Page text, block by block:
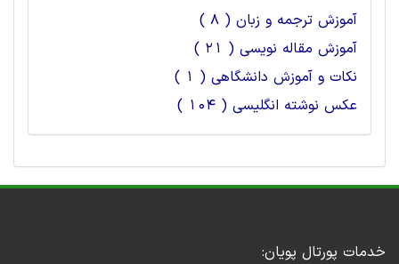
آموزش ترجمه و زبان ( 8 )
آموزش مقاله نویسی ( 21 )
نکات و آموزش دانشگاهی ( 1 )
عکس نوشته انگلیسی ( 104 )
خدمات پورتال پویان: